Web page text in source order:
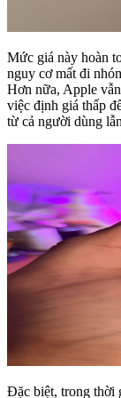
Mức giá này hoàn
nguy cơ mất đi
Hơn nữa, Apple
việc định giá thấp
từ cả người dùng
Đặc biệt, trong thời